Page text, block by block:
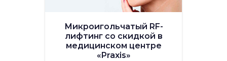
Микроигольчатый RF-
лифтинг со скидкой в
медицинском центре
«Praxis»